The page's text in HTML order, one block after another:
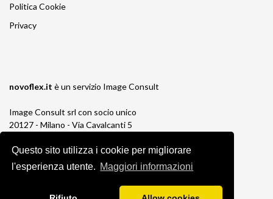
Questo sito utilizza i cookie per migliorare
l'esperienza utente. Maggiori informazioni
Politica Cookie
Privacy
novoflex.it è un servizio Image Consult
Image Consult srl con socio unico
20127 - Milano - Via Cavalcanti 5
P.IVA e C.F. 03383650961
REA 1673647 CCIAA Milano Monza Brianza
Registro Pile IT13030P00003110